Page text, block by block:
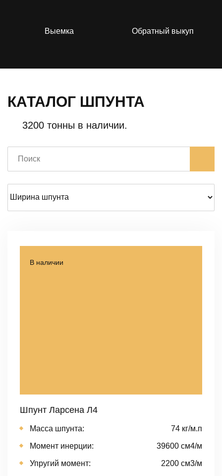
Выемка Обратный выкуп
КАТАЛОГ ШПУНТА
3200 тонны в наличии.
В наличии
Шпунт Ларсена Л4
Масса шпунта: 74 кг/м.п
Момент инерции: 39600 cм4/м
Упругий момент: 2200 cм3/м